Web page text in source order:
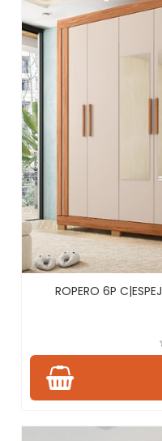
ROPERO 6P